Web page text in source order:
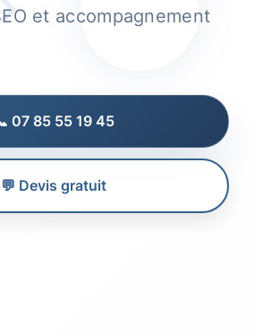
et accompagnement
07 85 55 19 45
💬 Devis gratuit